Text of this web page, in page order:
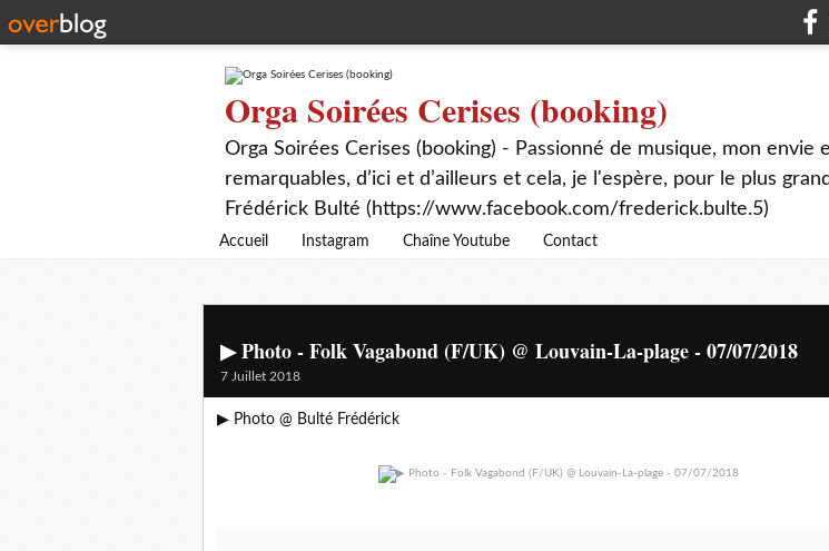
Orga Soirées Cerises (booking)
Orga Soirées Cerises (booking) - Passionné de musique, mon
remarquables, d’ici et d’ailleurs et cela, je l'espère, pour le plus
Frédérick Bulté (https://www.facebook.com/frederick.bulte.5)
Accueil Instagram Chaîne Youtube Contact
▶ Photo - Folk Vagabond (F/UK) @ Louvain-La-plage - 07/07/2018
7 Juillet 2018
▶ Photo @ Bulté Frédérick